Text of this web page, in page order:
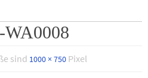
sind 1000 × 750 Pixel